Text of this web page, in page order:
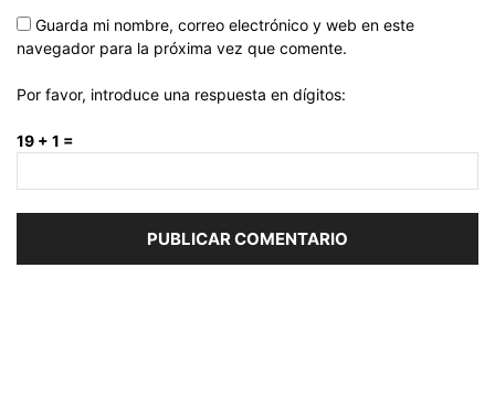
Guarda mi nombre, correo electrónico y web en este
navegador para la próxima vez que comente.
Por favor, introduce una respuesta en dígitos:
19 + 1 =